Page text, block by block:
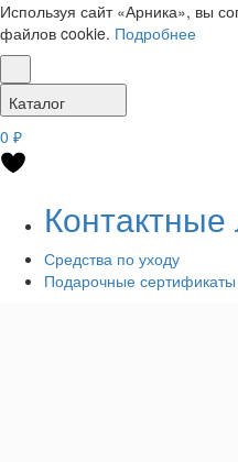
Используя сайт «Арника», вы
файлов cookie. Подробнее
Каталог
0 ₽
Средства по уходу
Подарочные сертификаты